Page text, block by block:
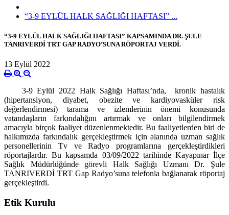
“3-9 EYLÜL HALK SAĞLIĞI HAFTASI” ...
“3-9 EYLÜL HALK SAĞLIĞI HAFTASI” KAPSAMINDA DR. ŞULE
TANRIVERDİ TRT GAP RADYO’SUNA RÖPORTAJ VERDİ.
13 Eylül 2022
3-9 Eylül 2022 Halk Sağlığı Haftası’nda, kronik hastalık
(hipertansiyon, diyabet, obezite ve kardiyovasküler risk
değerlendirmesi) tarama ve izlemlerinin önemi konusunda
vatandaşların farkındalığını artırmak ve onları bilgilendirmek
amacıyla birçok faaliyet düzenlenmektedir. Bu faaliyetlerden biri de
halkımızda farkındalık gerçekleştirmek için alanında uzman sağlık
personellerinin Tv ve Radyo programlarına gerçekleştirdikleri
röportajlardır. Bu kapsamda 03/09/2022 tarihinde Kayapınar İlçe
Sağlık Müdürlüğünde görevli Halk Sağlığı Uzmanı Dr. Şule
TANRIVERDİ TRT Gap Radyo’suna telefonla bağlanarak röportaj
gerçekleştirdi.
Etik Kurulu